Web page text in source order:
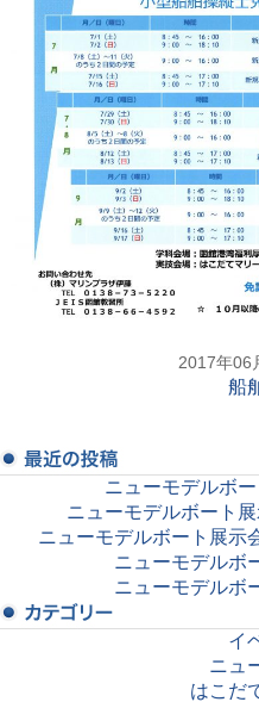
2017年06
船
ニューモデルボ
ニューモデルボート
ニューモデルボート展
ニューモデルボ
ニューモデルボ
イ
ニュ
はこだ